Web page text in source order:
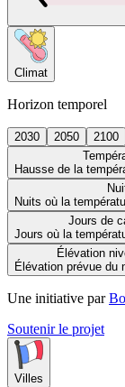
Climat
Horizon temporel
2030 2050
2100
Hausse de la
Nuits où la
Jours de
Jours où la
Élévation
Élévation prévue du
Une initiative par
Soutenir le projet
Villes